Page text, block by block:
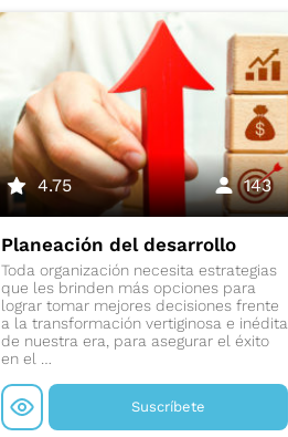
4.75 143
Planeación del desarrollo
Toda organización necesita estrategias
que les brinden más opciones para
lograr tomar mejores decisiones frente
a la transformación vertiginosa e inédita
de nuestra era, para asegurar el éxito
en el …
Suscríbete